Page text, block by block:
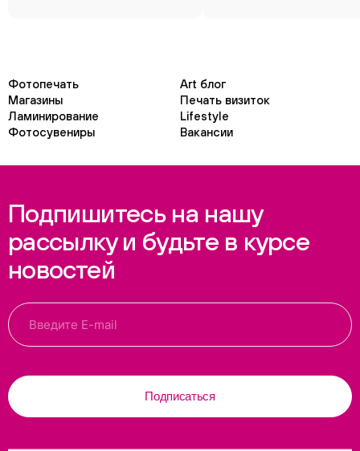
Фотопечать
Art блог
Магазины
Печать визиток
Ламинирование
Lifestyle
Фотосувениры
Вакансии
Подпишитесь на нашу
рассылку и будьте в курсе
новостей
Подписаться